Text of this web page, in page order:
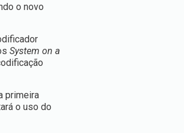
o novo
System on a
primeira
o uso do